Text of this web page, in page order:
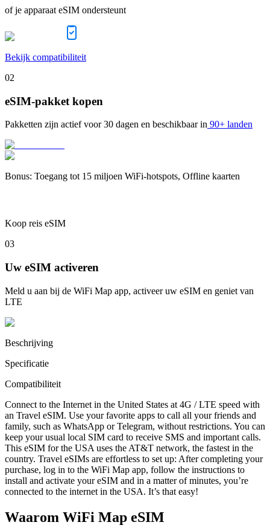
of je apparaat eSIM ondersteunt
Bekijk compatibiliteit
02
eSIM-pakket kopen
Pakketten zijn actief voor 30 dagen en beschikbaar in 90+ landen
Bonus: Toegang tot 15 miljoen WiFi-hotspots, Offline kaarten
Koop reis eSIM
03
Uw eSIM activeren
Meld u aan bij de WiFi Map app, activeer uw eSIM en geniet van
LTE
Beschrijving
Specificatie
Compatibiliteit
Connect to the Internet in the United States at 4G / LTE speed with
an Travel eSIM. Use your favorite apps to call all your friends and
family, such as WhatsApp or Telegram, without restrictions. You can
keep your usual local SIM card to receive SMS and important calls.
This eSIM for the USA uses the AT&T network, the fastest in the
country. Travel eSIMs are effortless to set up: After completing your
purchase, log in to the WiFi Map app, follow the instructions to
install and activate your eSIM and in a matter of minutes, you’re
connected to the internet in the USA. It’s that easy!
Waarom WiFi Map eSIM